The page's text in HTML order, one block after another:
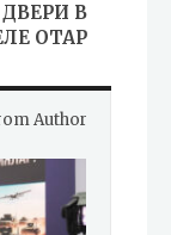
В
ОТАР
Author